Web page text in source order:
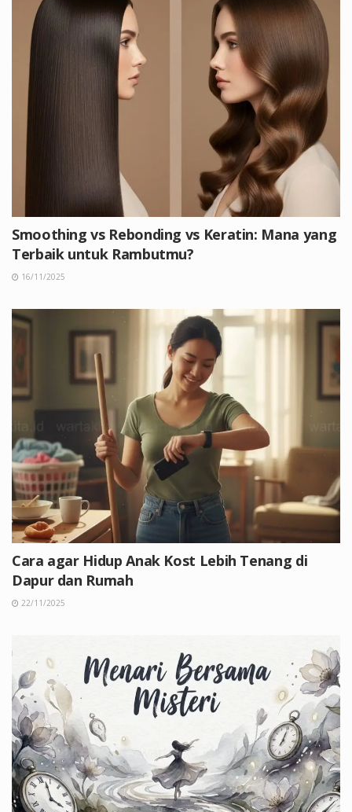
Smoothing vs Rebonding vs Keratin: Mana yang
Terbaik untuk Rambutmu?
16/11/2025
Cara agar Hidup Anak Kost Lebih Tenang di
Dapur dan Rumah
22/11/2025